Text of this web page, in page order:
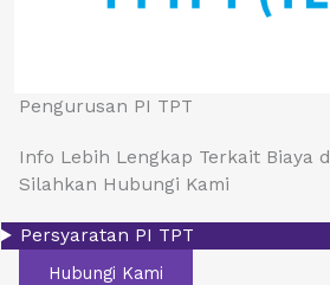
Pengurusan PI TPT
Info Lebih Lengkap Terkait Biaya
Silahkan Hubungi Kami
Persyaratan PI TPT
Hubungi Kami